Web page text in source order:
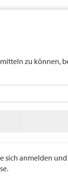
LANDI
zu können,
sich anmelden
unter 16 Jahren.